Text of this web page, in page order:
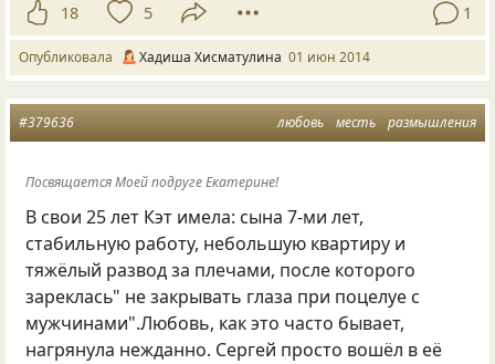
18 5 1
Опубликовала Хадиша Хисматулина 01 июн 2014
любовь месть размышления
#379636
Посвящается Моей подруге Екатерине!
В свои 25 лет Кэт имела: сына 7-ми лет,
стабильную работу, небольшую квартиру и
тяжёлый развод за плечами, после которого
зареклась" не закрывать глаза при поцелуе с
мужчинами".Любовь, как это часто бывает,
нагрянула нежданно. Сергей просто вошёл в её